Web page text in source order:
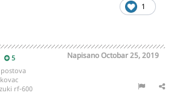
1
5 NapisanoOctobar 25, 2019
rf-600